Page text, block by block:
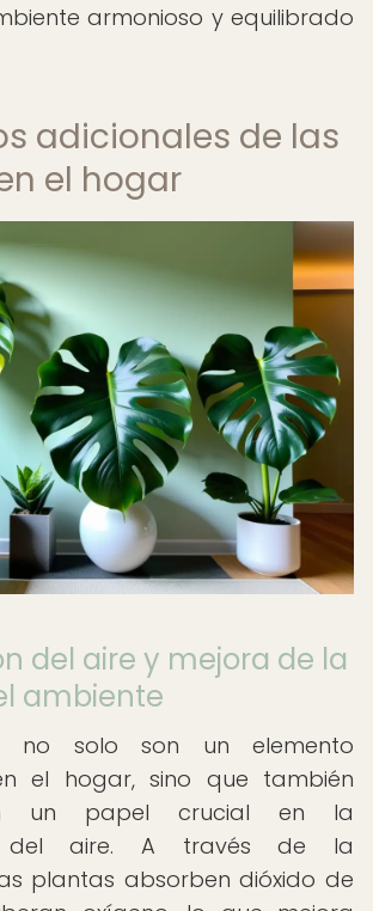
armonioso y equilibrado
adicionales de las
el hogar
del aire y mejora de la
ambiente
no solo son un elemento
el hogar, sino que también
un papel crucial en la
del aire. A través de la
plantas absorben dióxido de